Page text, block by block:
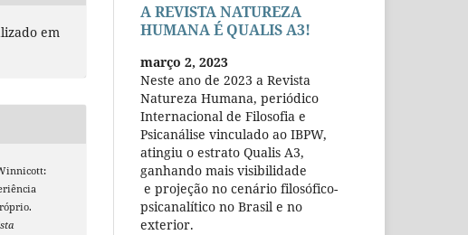
em
A REVISTA NATUREZA
HUMANA É QUALIS A3!
março 2, 2023
Neste ano de 2023 a Revista
Natureza Humana, periódico
Internacional de Filosofia e
Psicanálise vinculado ao IBPW,
atingiu o estrato Qualis A3,
ganhando mais visibilidade
e projeção no cenário filosófico-
psicanalítico no Brasil e no
exterior.